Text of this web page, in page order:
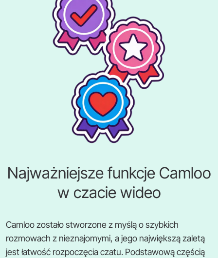
Najważniejsze funkcje Camloo
w czacie wideo
Camloo zostało stworzone z myślą o szybkich
rozmowach z nieznajomymi, a jego największą zaletą
jest łatwość rozpoczęcia czatu. Podstawową częścią